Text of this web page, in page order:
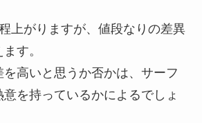
上がりますが、値段なりの差異
す。
高いと思うか否かは、サーフ
を持っているかによるでしょ